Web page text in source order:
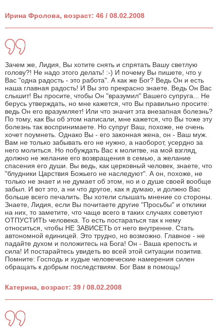
Ирина Фролова, возраст: 46 / 08.02.2008
Зачем же, Лидия, Вы хотите снять и спрятать Вашу светлую
голову?! Не надо этого делать! :-) И почему Вы пишете, что у
Вас "одна радость - это работа". А как же Бог? Ведь Он и есть
наша главная радость! И Вы это прекрасно знаете. Ведь Он Вас
слышит! Вы просите, чтобы Он "вразумил" Вашего супруга... Не
берусь утверждать, но мне кажется, что Вы правильно просите:
ведь Он его вразумляет! Или что значит эта внезапная болезнь?
По тому, как Вы об этом написали, мне кажется, что Вы тоже эту
болезнь так воспринимаете. Но супруг Ваш, похоже, не очень
хочет поумнеть. Однако Вы - его законная жена, он - Ваш муж.
Вам не только забывать его не нужно, а наоборот, усердно за
него молиться. Но побуждать Вас к молитве, на мой взгляд,
должно не желание его возвращения в семью, а желание
спасения его души. Вы ведь, как церковный человек, знаете, что
"блудники Царствия Божьего не наследуют". А он, похоже, не
только не знает и не думает об этом, но и о душе своей вообще
забыл. И вот это, а ни что другое, как я думаю, и должно Вас
больше всего печалить. Вы хотели слышать мнение со стороны.
Знаете, Лидия, если Вы почитаете другие "Просьбы" и отклики
на них, то заметите, что чаще всего в таких случаях советуют
ОТПУСТИТЬ человека. То есть постараться так к нему
относиться, чтобы НЕ ЗАВИСЕТЬ от него внутренне. Стать
автономной единицей. Это трудно, но возможно. Главное - не
падайте духом и положитесь на Бога! Он - Ваша крепость и
сила! И постарайтесь увидеть во всей этой ситуации позитив.
Помните: Господь и худые человеческие намерения силен
обращать к добрым последствиям. Бог Вам в помощь!
Катерина, возраст: 39 / 08.02.2008